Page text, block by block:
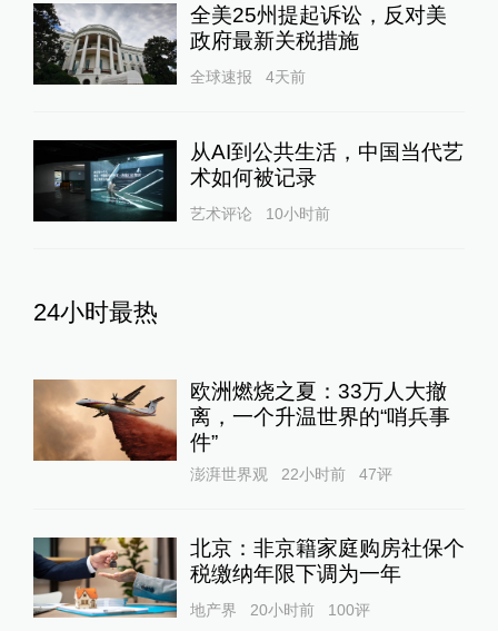
全美25州提起诉讼，反对美
政府最新关税措施
全球速报 4天前
从AI到公共生活，中国当代艺
术如何被记录
艺术评论 10小时前
24小时最热
欧洲燃烧之夏：33万人大撤
离，一个升温世界的“哨兵事
件”
澎湃世界观 22小时前 47评
北京：非京籍家庭购房社保个
税缴纳年限下调为一年
地产界 20小时前 100评